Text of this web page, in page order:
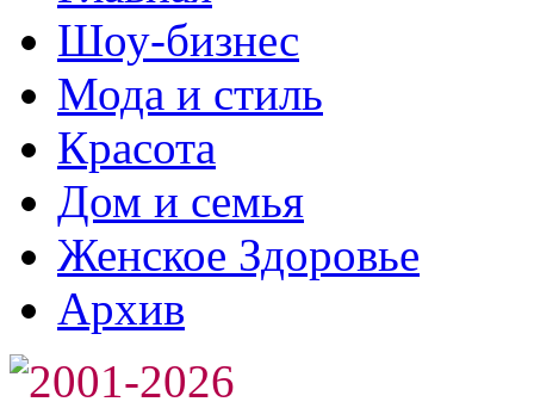
Шоу-бизнес
Мода и стиль
Красота
Дом и семья
Женское Здоровье
Архив
2001-2026